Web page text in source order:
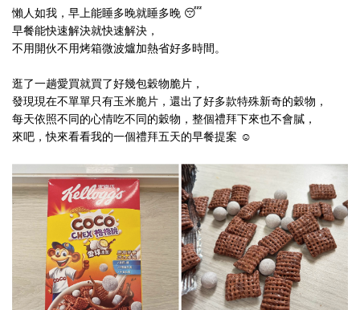
懶人如我，早上能睡多晚就睡多晚 😴
早餐能快速解決就快速解決，
不用開伙不用烤箱微波爐加熱省好多時間。
逛了一趟愛買就買了好幾包穀物脆片，
發現現在不單單只有玉米脆片，還出了好多款特殊新奇的穀物，
每天依照不同的心情吃不同的穀物，整個禮拜下來也不會膩，
來吧，快來看看我的一個禮拜五天的早餐提案 ☺